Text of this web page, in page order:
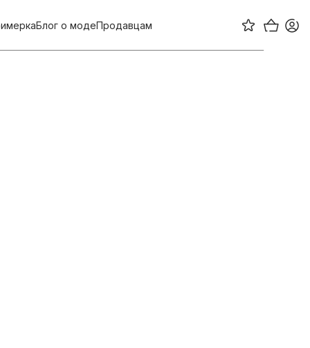
Блог о модеПродавцам